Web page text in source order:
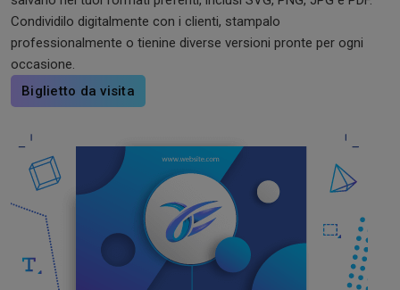
Condividilo digitalmente con i clienti, stampalo
professionalmente o tienine diverse versioni pronte per ogni
occasione.
Biglietto da visita